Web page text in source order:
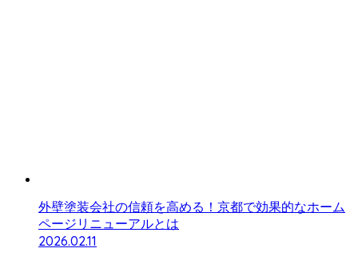
外壁塗装会社の信頼を高める！京都で効果的なホーム
ページリニューアルとは
2026.02.11